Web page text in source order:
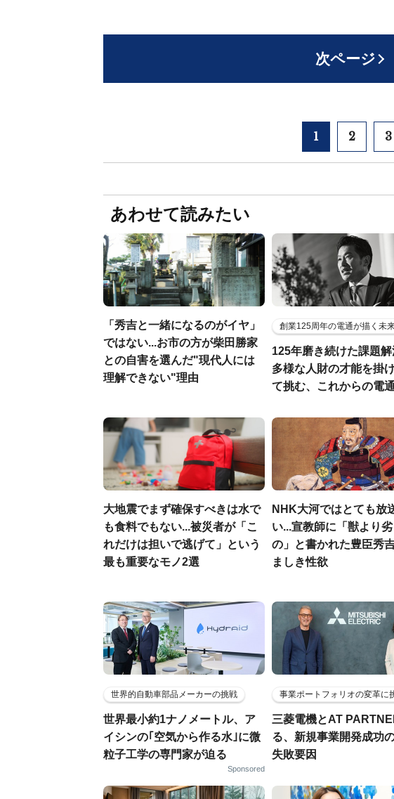
次ページ
1 2 3
あわせて読みたい
「秀吉と一緒になるのがイヤ」
ではない...お市の方が柴田勝家
との自害を選んだ"現代人には
理解できない"理由
創業125周年の電通が描く未
125年磨き続けた課題解
多様な人財の才能を掛
て挑む、これからの電通
大地震でまず確保すべきは水で
も食料でもない...被災者が「こ
れだけは担いで逃げて」という
最も重要なモノ2選
NHK大河ではとても放
い...宣教師に「獣より
の」と書かれた豊臣秀
ましき性欲
世界的自動車部品メーカーの挑戦
世界最小約1ナノメートル、ア
イシンの｢空気から作る水｣に微
粒子工学の専門家が迫る
Sponsored
事業ポートフォリオの変革に
三菱電機とAT
る、新規事業開発成功
失敗要因